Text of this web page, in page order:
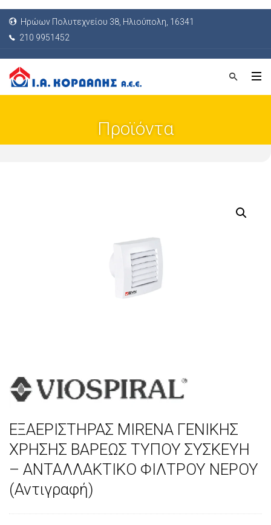
Ηρώων Πολυτεχνείου 38, Ηλιούπολη, 16341
210 9951452
Προϊόντα
ΕΞΑΕΡΙΣΤΗΡΑΣ MIRENA ΓΕΝΙΚΗΣ
ΧΡΗΣΗΣ ΒΑΡΕΩΣ ΤΥΠΟΥ ΣΥΣΚΕΥΗ
– ΑΝΤΑΛΛΑΚΤΙΚΟ ΦΙΛΤΡΟΥ ΝΕΡΟΥ
(Αντιγραφή)